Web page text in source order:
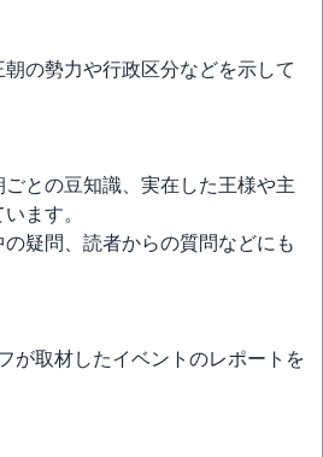
の勢力や行政区分などを示して
との豆知識、実在した王様や主
ます。
疑問、読者からの質問などにも
が取材したイベントのレポートを